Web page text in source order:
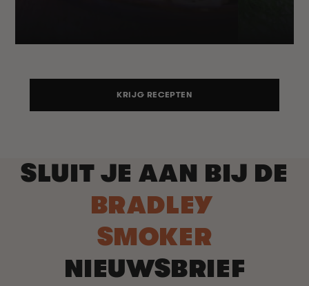
KRIJG RECEPTEN
SLUIT JE AAN BIJ DE
BRADLEY
SMOKER
NIEUWSBRIEF